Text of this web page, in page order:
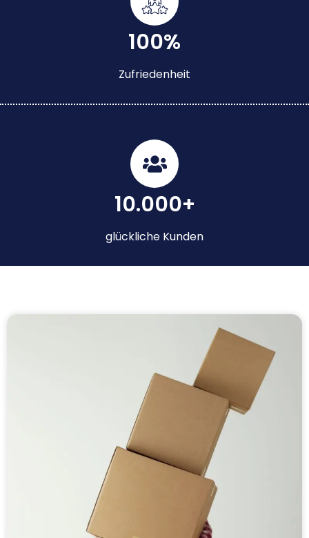
100%
Zufriedenheit
10.000+
glückliche Kunden